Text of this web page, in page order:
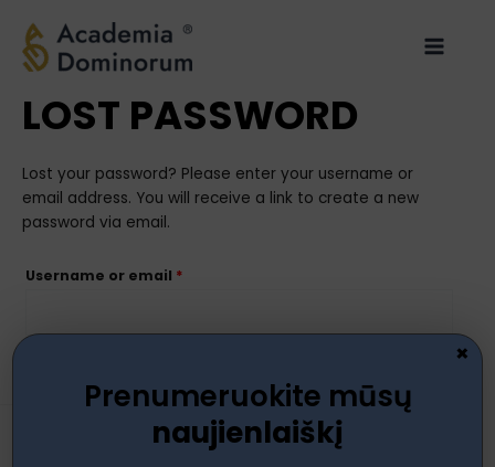
prie
turinio
Menu
LOST PASSWORD
Lost your password? Please enter your username or
email address. You will receive a link to create a new
password via email.
Username or email *
Prenumeruokite mūsų
naujienlaiškį
×